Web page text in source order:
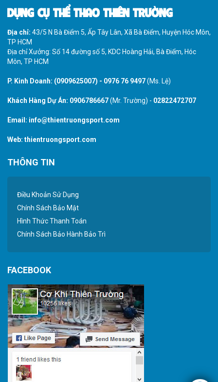
DỤNG CỤ THỂ THAO THIÊN TRƯỜNG
Địa chỉ: 43/5 N Bà Điểm 5, Ấp Tây Lân, Xã Bà Điểm, Huyện Hóc Môn,
TP HCM
Địa chỉ Xưởng: Số 14 đường số 5, KDC Hoàng Hải, Bà Điểm, Hóc
Môn, TP HCM
P. Kinh Doanh: (0909625007) - 0976 76 9497(Ms. Lệ)
Khách Hàng Dự Án: 0906786667(Mr. Trường) - 02822472707
Email: info@thientruongsport.com
Web: thientruongsport.com
THÔNG TIN
Điều Khoản Sử Dụng
Chính Sách Bảo Mật
Hình Thức Thanh Toán
Chính Sách Bảo Hành Bảo Trì
FACEBOOK